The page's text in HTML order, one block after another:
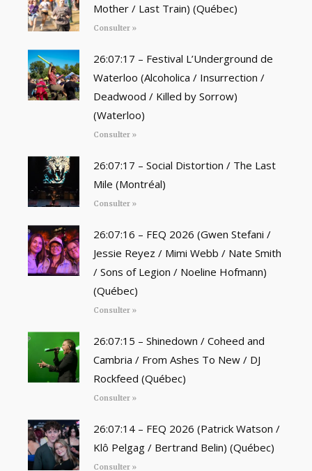
Mother / Last Train) (Québec)
Consulter »
26:07:17 – Festival L’Underground de
Waterloo (Alcoholica / Insurrection /
Deadwood / Killed by Sorrow)
(Waterloo)
Consulter »
26:07:17 – Social Distortion / The Last
Mile (Montréal)
Consulter »
26:07:16 – FEQ 2026 (Gwen Stefani /
Jessie Reyez / Mimi Webb / Nate Smith
/ Sons of Legion / Noeline Hofmann)
(Québec)
Consulter »
26:07:15 – Shinedown / Coheed and
Cambria / From Ashes To New / DJ
Rockfeed (Québec)
Consulter »
26:07:14 – FEQ 2026 (Patrick Watson /
Klô Pelgag / Bertrand Belin) (Québec)
Consulter »